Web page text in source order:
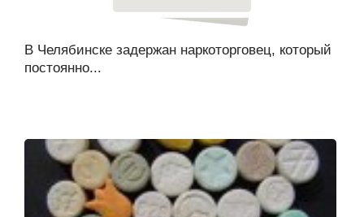
В Челябинске задержан наркоторговец, который
постоянно...